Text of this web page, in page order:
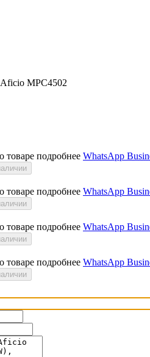
MPC4502
товаре подробнее WhatsApp
товаре подробнее WhatsApp
товаре подробнее WhatsApp
товаре подробнее WhatsApp